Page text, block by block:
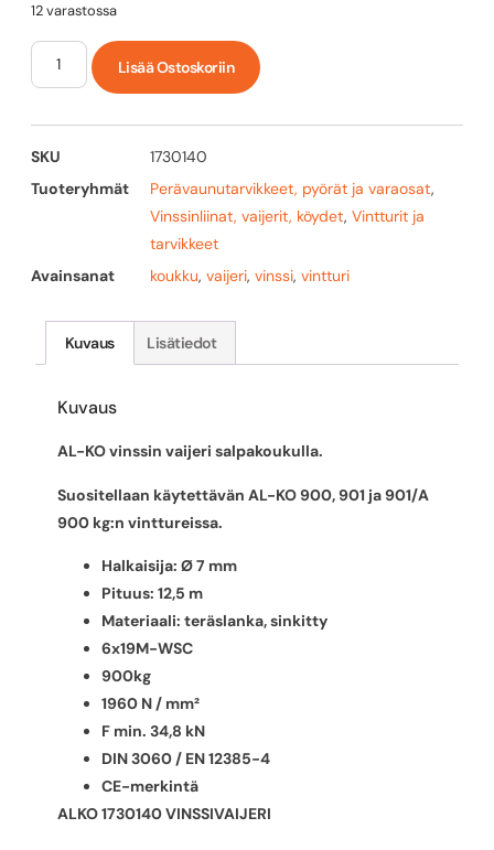
12 varastossa
Lisää Ostoskoriin
SKU
1730140
Tuoteryhmät
Perävaunutarvikkeet, pyörät ja varaosat,
Vinssinliinat, vaijerit, köydet, Vintturit ja
tarvikkeet
Avainsanat
koukku, vaijeri, vinssi, vintturi
Kuvaus Lisätiedot
Kuvaus
AL-KO vinssin vaijeri salpakoukulla.
Suositellaan käytettävän AL-KO 900, 901 ja 901/A
900 kg:n vinttureissa.
Halkaisija: Ø 7 mm
Pituus: 12,5 m
Materiaali: teräslanka, sinkitty
6x19M-WSC
900kg
1960 N / mm²
F min. 34,8 kN
DIN 3060 / EN 12385-4
CE-merkintä
ALKO 1730140 VINSSIVAIJERI